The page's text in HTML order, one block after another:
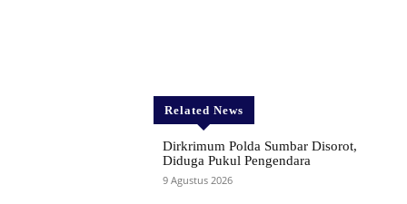
Related News
Dirkrimum Polda Sumbar Disorot,
Diduga Pukul Pengendara
9 Agustus 2026